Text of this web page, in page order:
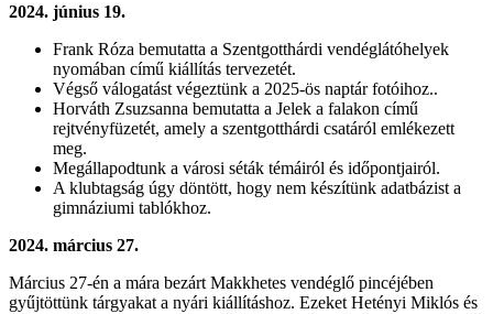
2024. június 19.
Frank Róza bemutatta a Szentgotthárdi vendéglátóhelyek
nyomában című kiállítás tervezetét.
Végső válogatást végeztünk a 2025-ös naptár fotóihoz..
Horváth Zsuzsanna bemutatta a Jelek a falakon című
rejtvényfüzetét, amely a szentgotthárdi csatáról emlékezett
meg.
Megállapodtunk a városi séták témáiról és időpontjairól.
A klubtagság úgy döntött, hogy nem készítünk adatbázist a
gimnáziumi tablókhoz.
2024. március 27.
Március 27-én a mára bezárt Makkhetes vendéglő pincéjében
gyűjtöttünk tárgyakat a nyári kiállításhoz. Ezeket Hetényi Miklós és